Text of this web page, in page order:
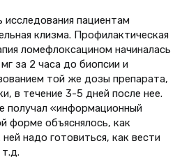
пациентам
клизма. Профилактическая
ломефлоксацином начиналась
за 2 часа до биопсии и
той же дозы препарата,
в течение 3-5 дней после нее.
получал «информационный
форме объяснялось, как
надо готовиться, как вести